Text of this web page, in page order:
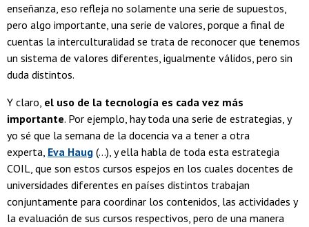
enseñanza, eso refleja no solamente una serie de supuestos,
pero algo importante, una serie de valores, porque a final de
cuentas la interculturalidad se trata de reconocer que tenemos
un sistema de valores diferentes, igualmente válidos, pero sin
duda distintos.
Y claro, el uso de la tecnología es cada vez más
importante. Por ejemplo, hay toda una serie de estrategias, y
yo sé que la semana de la docencia va a tener a otra
experta, Eva Haug (...), y ella habla de toda esta estrategia
COIL, que son estos cursos espejos en los cuales docentes de
universidades diferentes en países distintos trabajan
conjuntamente para coordinar los contenidos, las actividades y
la evaluación de sus cursos respectivos, pero de una manera